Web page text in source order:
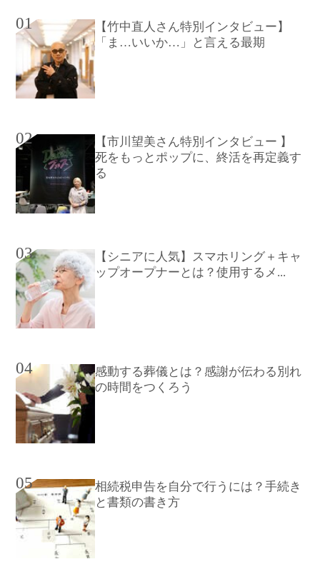
01
【竹中直人さん特別インタビュー】
「ま…いいか…」と言える最期
02
【市川望美さん特別インタビュー 】
死をもっとポップに、終活を再定義す
る
03
【シニアに人気】スマホリング＋キャ
ップオープナーとは？使用するメ...
04
感動する葬儀とは？感謝が伝わる別れ
の時間をつくろう
05
相続税申告を自分で行うには？手続き
と書類の書き方